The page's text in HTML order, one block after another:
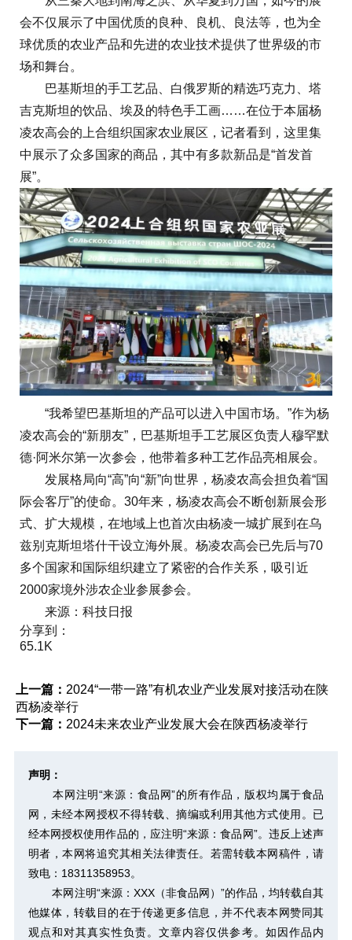
会不仅展示了中国优质的良种、良机、良法等，也为全
球优质的农业产品和先进的农业技术提供了世界级的市
场和舞台。
巴基斯坦的手工艺品、白俄罗斯的精选巧克力、塔
吉克斯坦的饮品、埃及的特色手工画……在位于本届杨
凌农高会的上合组织国家农业展区，记者看到，这里集
中展示了众多国家的商品，其中有多款新品是“首发首
展”。
“我希望巴基斯坦的产品可以进入中国市场。”作为杨
凌农高会的“新朋友”，巴基斯坦手工艺展区负责人穆罕默
德·阿米尔第一次参会，他带着多种工艺作品亮相展会。
发展格局向“高”向“新”向世界，杨凌农高会担负着“国
际会客厅”的使命。30年来，杨凌农高会不断创新展会形
式、扩大规模，在地域上也首次由杨凌一城扩展到在乌
兹别克斯坦塔什干设立海外展。杨凌农高会已先后与70
多个国家和国际组织建立了紧密的合作关系，吸引近
2000家境外涉农企业参展参会。
来源：科技日报
分享到：
65.1K
上一篇： 2024“一带一路”有机农业产业发展对接活动在陕
西杨凌举行
下一篇： 2024未来农业产业发展大会在陕西杨凌举行
声明：
本网注明“来源：食品网”的所有作品，版权均属于食品
网，未经本网授权不得转载、摘编或利用其他方式使用。已
经本网授权使用作品的，应注明“来源：食品网”。违反上述声
明者，本网将追究其相关法律责任。若需转载本网稿件，请
致电：18311358953。
本网注明“来源：XXX（非食品网）”的作品，均转载自其
他媒体，转载目的在于传递更多信息，并不代表本网赞同其
观点和对其真实性负责。文章内容仅供参考。如因作品内